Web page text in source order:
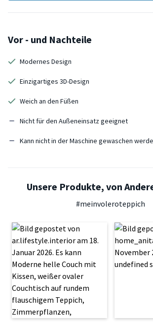
Vor - und Nachteile
Modernes Design
Einzigartiges 3D-Design
Weich an den Füßen
Nicht für den Außeneinsatz geeignet
Kann nicht in der Maschine gewaschen
Unsere Produkte, von
#meinvoleroteppich